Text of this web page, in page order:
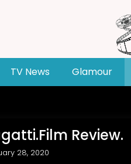
TV News Glamour
Review.
28, 2020